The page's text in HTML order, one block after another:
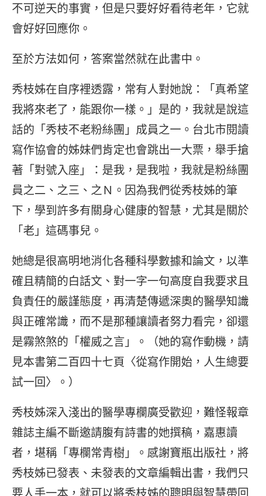
不可逆天的事實，但是只要好好看待老年，它就
會好好回應你。
至於方法如何，答案當然就在此書中。
秀枝姊在自序裡透露，常有人對她說：「真希望
我將來老了，能跟你一樣。」是的，我就是說這
話的「秀枝不老粉絲團」成員之一。台北市閱讀
寫作協會的姊妹們肯定也會跳出一大票，舉手搶
著「對號入座」：是我，是我啦，我就是粉絲團
員之二、之三、之Ｎ。因為我們從秀枝姊的筆
下，學到許多有關身心健康的智慧，尤其是關於
「老」這碼事兒。
她總是很高明地消化各種科學數據和論文，以準
確且精簡的白話文、對一字一句高度自我要求且
負責任的嚴謹態度，再清楚傳遞深奧的醫學知識
與正確常識，而不是那種讓讀者努力看完，卻還
是霧煞煞的「權威之言」。（她的寫作動機，請
見本書第二百四十七頁〈從寫作開始，人生總要
試一回〉。）
秀枝姊深入淺出的醫學專欄廣受歡迎，難怪報章
雜誌主編不斷邀請腹有詩書的她撰稿，嘉惠讀
者，堪稱「專欄常青樹」。感謝寶瓶出版社，將
秀枝姊已發表、未發表的文章編輯出書，我們只